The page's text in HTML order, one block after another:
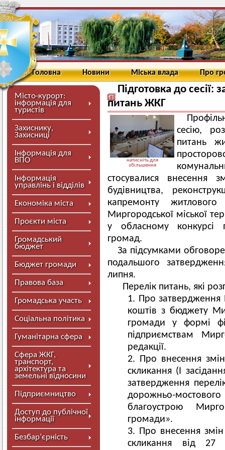
Головна Новини Міська влада Про
Місто-курорт:
інформація для
туристів
Захиснику,
Захисниці
Інформація для
ВПО
Інформація
управлінь і відділів
Економіка міста
Проєкти міста
Громадський
бюджет
Бюджет громади
Правова база
Громадська участь
Соціальна політика
Гуманітарна сфера
Сфера ЖКГ,
транспорт,
архітектура та
земельні відносини
Підприємництво
Доступ до публічної
інформації
Безбар’єрність
Підготовка до сесії:
питань ЖКГ
натисніть для
збільшення
сесію,
питань
стосувалися
будівництва,
капремонту житлового
Миргородської міської
у обласному конкурсі
громад.
За підсумками
подальшого
липня.
Перелік питань, які
Про затвердження
коштів з бюджету
громади у формі
підприємствам
редакції.
Про внесення
скликання (І
затвердження
дорожньо-
благоустрою
громади».
Про внесення
скликання від